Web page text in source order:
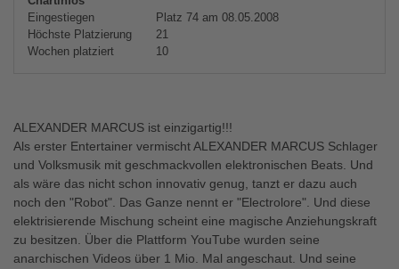
Eingestiegen
Platz 74 am 08.05.2008
Höchste Platzierung
21
Wochen platziert
10
ALEXANDER MARCUS ist einzigartig!!!
Als erster Entertainer vermischt ALEXANDER MARCUS Schlager
und Volksmusik mit geschmackvollen elektronischen Beats. Und
als wäre das nicht schon innovativ genug, tanzt er dazu auch
noch den "Robot". Das Ganze nennt er "Electrolore". Und diese
elektrisierende Mischung scheint eine magische Anziehungskraft
zu besitzen. Über die Plattform YouTube wurden seine
anarchischen Videos über 1 Mio. Mal angeschaut. Und seine